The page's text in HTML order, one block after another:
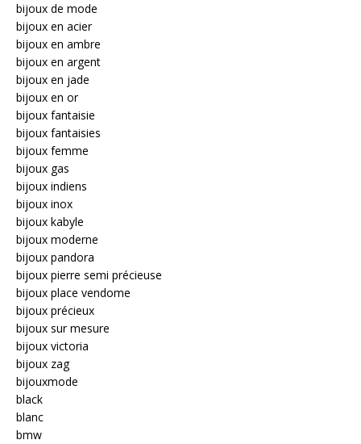
bijoux de mode
bijoux en acier
bijoux en ambre
bijoux en argent
bijoux en jade
bijoux en or
bijoux fantaisie
bijoux fantaisies
bijoux femme
bijoux gas
bijoux indiens
bijoux inox
bijoux kabyle
bijoux moderne
bijoux pandora
bijoux pierre semi précieuse
bijoux place vendome
bijoux précieux
bijoux sur mesure
bijoux victoria
bijoux zag
bijouxmode
black
blanc
bmw